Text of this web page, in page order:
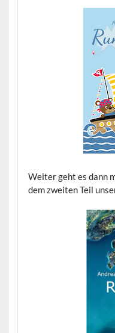
Weiter geht es dann
dem zweiten Teil